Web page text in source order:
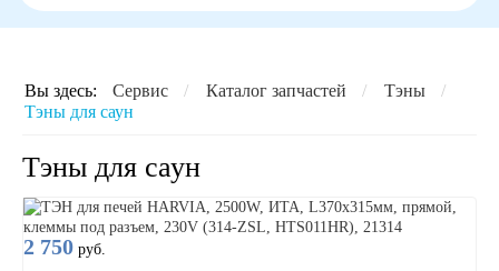
Вы здесь: Сервис / Каталог запчастей / Тэны
/
Тэны для саун
Тэны для саун
2 750 руб.